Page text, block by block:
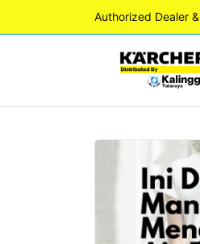
Authorized Dealer